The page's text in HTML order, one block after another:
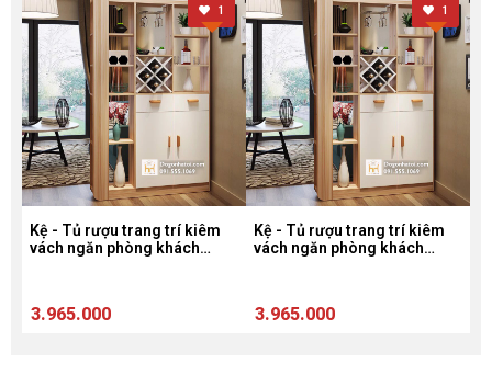
1
Kệ - Tủ rượu trang trí kiêm
vách ngăn phòng khách
3.965.000
1
Kệ - Tủ rượu trang trí kiêm
vách ngăn phòng khách
3.965.000